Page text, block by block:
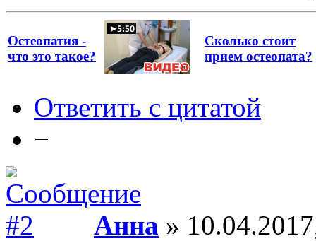
Остеопатия -
что это такое?
Сколько стоит
прием остеопата?
Ответить с цитатой
−
Анна »